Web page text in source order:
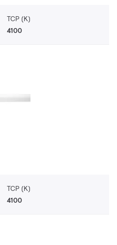
TCP (K)
4100
TCP (K)
4100